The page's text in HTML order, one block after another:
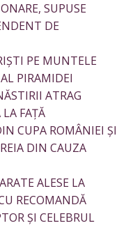
SUPUSE
DE
PE MUNTELE
PIRAMIDEI
ATRAG
FAȚĂ
CUPA ROMÂNIEI ȘI
DIN CAUZA
ALESE LA
RECOMANDĂ
ȘI CELEBRUL